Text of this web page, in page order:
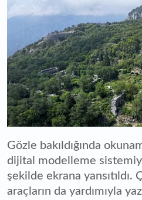
Gözle bakıldığında
dijital modelleme
şekilde ekrana
araçların da yardımıyla